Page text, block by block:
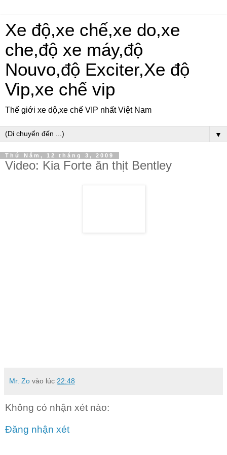
Xe độ,xe chế,xe do,xe
che,độ xe máy,độ
Nouvo,độ Exciter,Xe độ
Vip,xe chế vip
Thế giới xe dộ,xe chế VIP nhất Việt Nam
▼
Thứ Năm, 12 tháng 3, 2009
Video: Kia Forte ăn thịt Bentley
Mr. Zo vào lúc 22:48
Không có nhận xét nào:
Đăng nhận xét